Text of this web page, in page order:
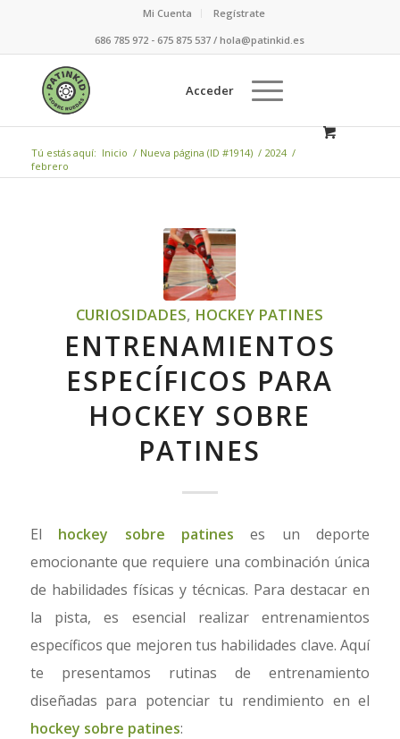
Mi Cuenta
Regístrate
686 785 972 - 675 875 537 / hola@patinkid.es
Acceder
Tú estás aquí: Inicio / Nueva página (ID #1914) / 2024 /
febrero
CURIOSIDADES, HOCKEY PATINES
ENTRENAMIENTOS
ESPECÍFICOS PARA
HOCKEY SOBRE
PATINES
El hockey sobre patines es un deporte
emocionante que requiere una combinación única
de habilidades físicas y técnicas. Para destacar en
la pista, es esencial realizar entrenamientos
específicos que mejoren tus habilidades clave. Aquí
te presentamos rutinas de entrenamiento
diseñadas para potenciar tu rendimiento en el
hockey sobre patines: